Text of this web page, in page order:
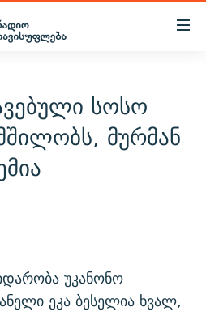
სოსო
მურმან
უკანონო
ეკა ბესელია ხვალ,